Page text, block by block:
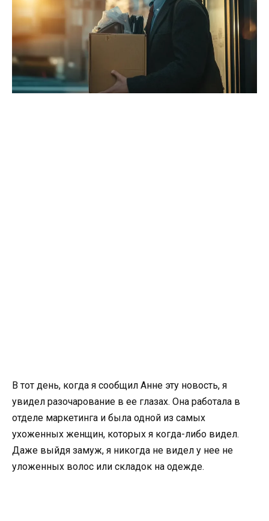
В тот день, когда я сообщил Анне эту новость, я
увидел разочарование в ее глазах. Она работала в
отделе маркетинга и была одной из самых
ухоженных женщин, которых я когда-либо видел.
Даже выйдя замуж, я никогда не видел у нее не
уложенных волос или складок на одежде.